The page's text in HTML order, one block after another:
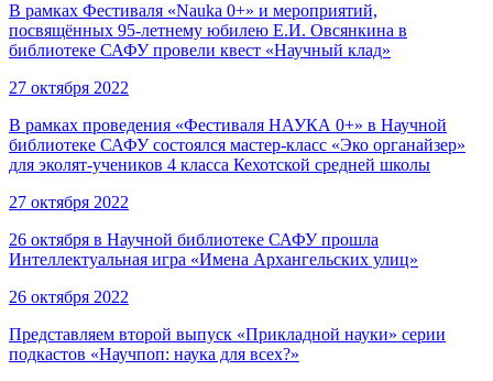
В рамках Фестиваля «Nauka 0+» и мероприятий,
посвящённых 95-летнему юбилею Е.И. Овсянкина в
библиотеке САФУ провели квест «Научный клад»
27 октября 2022
В рамках проведения «Фестиваля НАУКА 0+» в Научной
библиотеке САФУ состоялся мастер-класс «Эко органайзер»
для эколят-учеников 4 класса Кехотской средней школы
27 октября 2022
26 октября в Научной библиотеке САФУ прошла
Интеллектуальная игра «Имена Архангельских улиц»
26 октября 2022
Представляем второй выпуск «Прикладной науки» серии
подкастов «Научпоп: наука для всех?»